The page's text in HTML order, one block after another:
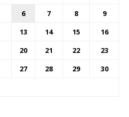
6 7 8
9
13 14 15
16
20 21 22
23
27 28 29
30